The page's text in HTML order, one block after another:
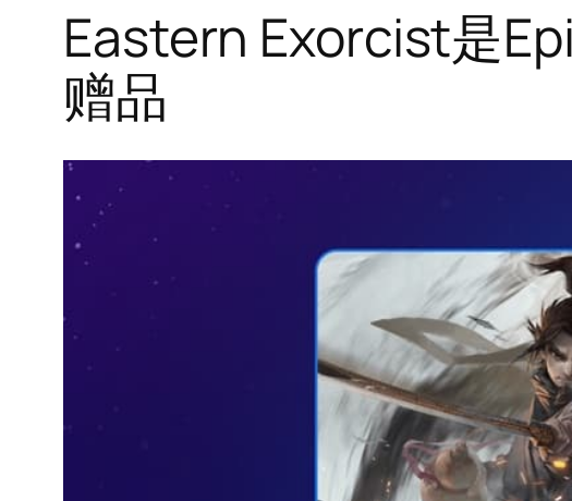
Eastern Exorcist是
赠品